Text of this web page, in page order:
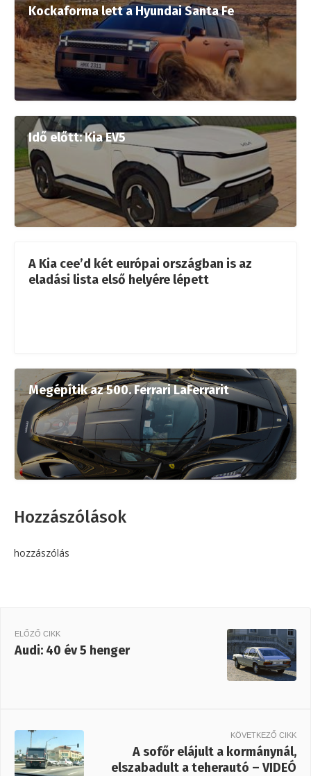
Kockaforma lett a Hyundai Santa Fe
Idő előtt: Kia EV5
A Kia cee’d két európai országban is az
eladási lista első helyére lépett
Megépítik az 500. Ferrari LaFerrarit
Hozzászólások
hozzászólás
ELŐZŐ CIKK
Audi: 40 év 5 henger
KÖVETKEZŐ CIKK
A sofőr elájult a kormánynál,
elszabadult a teherautó – VIDEÓ